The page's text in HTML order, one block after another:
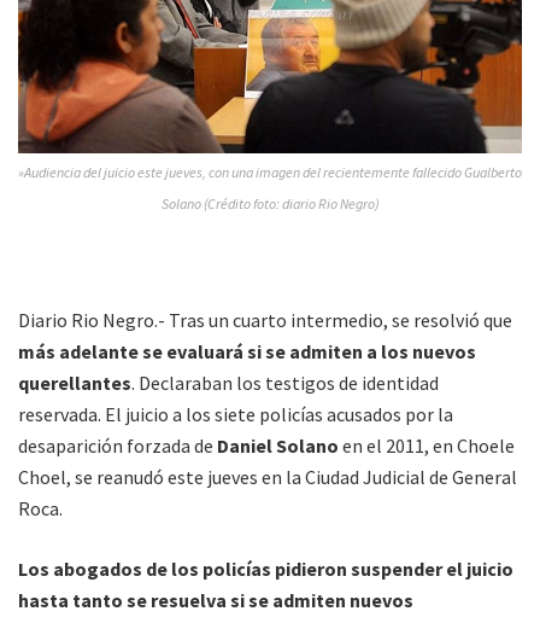
»Audiencia del juicio este jueves, con una imagen del recientemente fallecido Gualberto
Solano (Crédito foto: diario Rio Negro)
Diario Rio Negro.- Tras un cuarto intermedio, se resolvió que
más adelante se evaluará si se admiten a los nuevos
querellantes. Declaraban los testigos de identidad
reservada. El juicio a los siete policías acusados por la
desaparición forzada de Daniel Solano en el 2011, en Choele
Choel, se reanudó este jueves en la Ciudad Judicial de General
Roca.
Los abogados de los policías pidieron suspender el juicio
hasta tanto se resuelva si se admiten nuevos